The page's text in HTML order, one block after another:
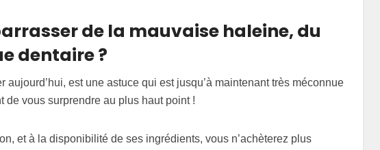
de la mauvaise haleine, du
dentaire ?
aujourd’hui, est une astuce qui est jusqu’à maintenant très méconnue
de vous surprendre au plus haut point !
et à la disponibilité de ses ingrédients, vous n’achèterez plus